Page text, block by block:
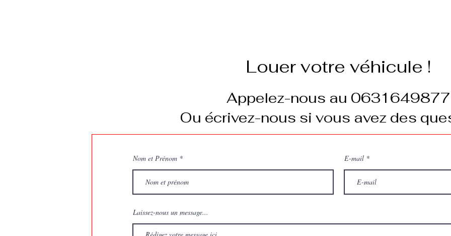
Louer votre véhicule !
Appelez-nous au 0631649877
Ou écrivez-nous si vous avez des
Nom et Prénom E-mail
Laissez-nous un message...